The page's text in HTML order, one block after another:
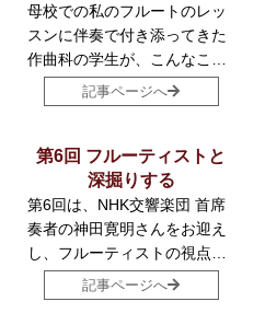
ます。近くの音の「強＝f（フ
ォルテ）」に対して、遠くの
音を「弱＝p（ピアノ）」に
する（いわゆる「エコー」が
有名）ことで、音による奥行
て、モネに代表される「印象
派」の絵画がドビュッシーや
フォーレらに影響を与え、音
による陰影、色彩感が表現さ
れることになります。拙著
『<バッハのシチリアーノ>は
真作なのか？』では、この音
母校での私のフルートのレッ
スンに伴奏で付き添ってきた
作曲科の学生が、こんなこと
を言いました。「もはや普通
のクラシックの曲は美しいと
まり彼は、シェーンベルクが
始めた十二音技法の音楽に代
表される、調性を持たない音
楽こそ美しいと感じる、とい
うのです。
記事ページへ
第6回 フルーティストと
深掘りする
第6回は、NHK交響楽団 首席
奏者の神田寛明さんをお迎え
し、フルーティストの視点か
ら『〈バッハのシチリアー
ノ〉は真作なのか？』を深掘
記事ページへ